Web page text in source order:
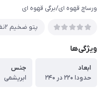
ورساچ قهوه ای/برگی قهوه ای
پتو ضخیم ۲نفره
ویژگی‌ها
ابعاد
حدودا ۲۲۰ در ۲۴۰
جنس
ابریشمی